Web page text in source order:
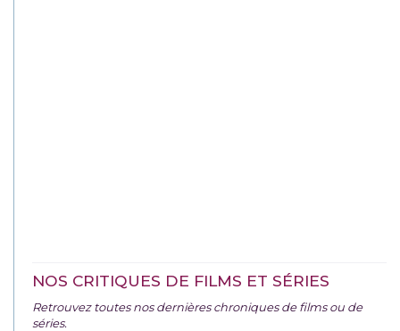
NOS CRITIQUES DE FILMS ET SÉRIES
Retrouvez toutes nos dernières chroniques de films ou de
séries.